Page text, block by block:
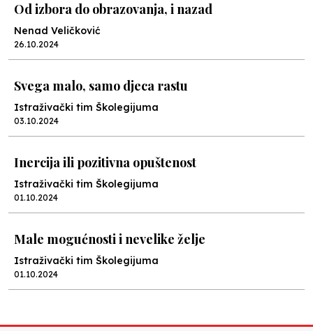
Od izbora do obrazovanja, i nazad
Nenad Veličković
26.10.2024
Svega malo, samo djeca rastu
Istraživački tim Školegijuma
03.10.2024
Inercija ili pozitivna opuštenost
Istraživački tim Školegijuma
01.10.2024
Male mogućnosti i nevelike želje
Istraživački tim Školegijuma
01.10.2024